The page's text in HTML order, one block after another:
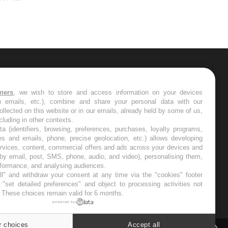
les semaines les meilleures
, we wish to store and access information on your devices
emails, etc.), combine and share your personal data with our
on this website or in our emails, already held by some of us,
in other contexts.
(identifiers, browsing, preferences, purchases, loyalty programs,
and emails, phone, precise geolocation, etc.) allows developing
content, commercial offers and ads across your devices and
email, post, SMS, phone, audio, and video), personalising them,
and analysing audiences.
and withdraw your consent at any time via the "cookies" footer
detailed preferences" and object to processing activities not
choices remain valid for 6 months.
powered by
choices Accept all